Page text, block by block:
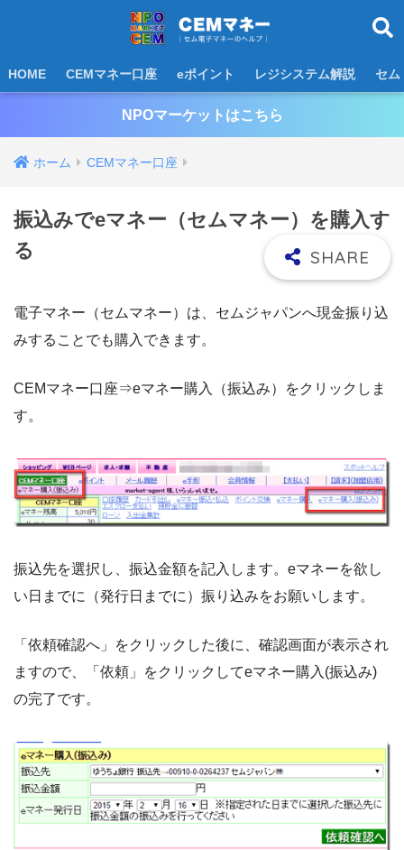
HOME CEMマネー口座 eポイント レジシステム解説 セム
NPOマーケットはこちら
ホーム CEMマネー口座
振込みでeマネー（セムマネー）を購入す
る
電子マネー（セムマネー）は、セムジャパンへ現金振り込
みすることでも購入できます。
CEMマネー口座⇒eマネー購入（振込み）をクリックしま
す。
振込先を選択し、振込金額を記入します。eマネーを欲し
い日までに（発行日までに）振り込みをお願いします。
「依頼確認へ」をクリックした後に、確認画面が表示され
ますので、「依頼」をクリックしてeマネー購入(振込み)
の完了です。